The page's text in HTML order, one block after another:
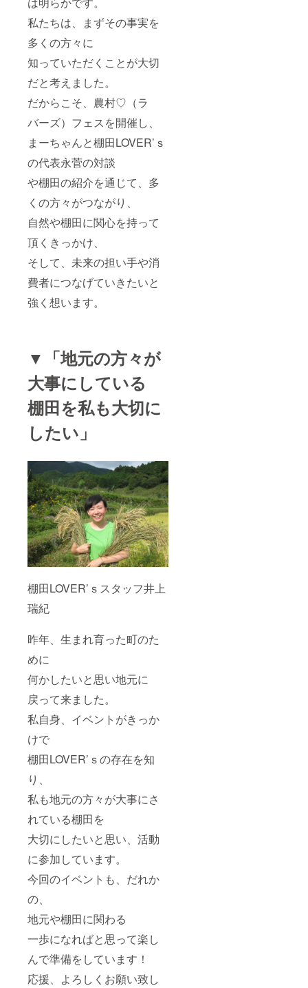
私たちは、まずその事実を
多くの方々に
知っていただくことが大切
だと考えました。
だからこそ、農村♡（ラ
バーズ）フェスを開催し、
まーちゃんと棚田LOVER’ｓ
の代表永菅の対談
や棚田の紹介を通じて、多
くの方々がつながり、
自然や棚田に関心を持って
頂くきっかけ、
そして、未来の担い手や消
費者につなげていきたいと
強く想います。
▼「地元の方々が
大事にしている
棚田を私も大切に
したい」
棚田LOVER’ｓスタッフ井上
瑞紀
昨年、生まれ育った町のた
めに
何かしたいと思い地元に
戻って来ました。
私自身、イベントがきっか
けで
棚田LOVER’ｓの存在を知
り、
私も地元の方々が大事にさ
れている棚田を
大切にしたいと思い、活動
に参加しています。
今回のイベントも、だれか
の、
地元や棚田に関わる
一歩になればと思って楽し
んで準備をしています！
応援、よろしくお願い致し